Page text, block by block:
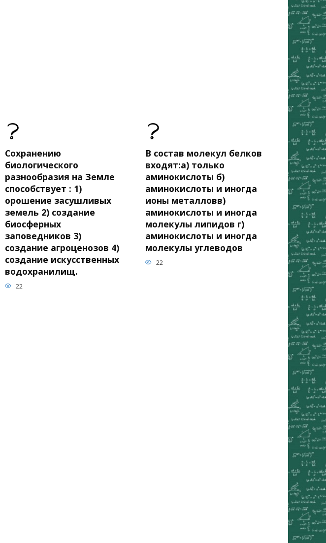
Сохранению
биологического
разнообразия на Земле
способствует : 1)
орошение засушливых
земель 2) создание
биосферных
заповедников 3)
создание агроценозов 4)
создание искусственных
водохранилищ.
22
В состав молекул белков
входят:а) только
аминокислоты б)
аминокислоты и иногда
ионы металловв)
аминокислоты и иногда
молекулы липидов г)
аминокислоты и иногда
молекулы углеводов
22